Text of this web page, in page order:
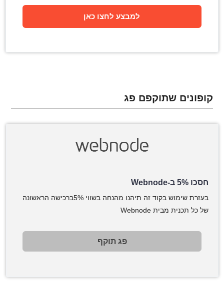
למבצע לחצו כאן
קופונים שתוקפם פג
חסכו 5% ב-Webnode
בעזרת שימוש בקוד זה תיהנו מהנחה בשווי 5%ברכישה הראשונה
של כל תכנית מבית Webnode
פג תוקף